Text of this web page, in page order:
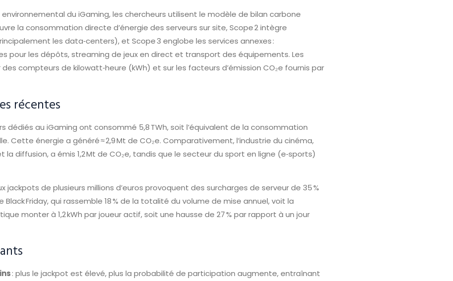
du iGaming, les chercheurs utilisent le modèle de bilan carbone
la consommation directe d’énergie des serveurs sur site, Scope 2 intègre
les data‑centers), et Scope 3 englobe les services annexes :
pour les dépôts, streaming de jeux en direct et transport des équipements. Les
des compteurs de kilowatt‑heure (kWh) et sur les facteurs d’émission CO₂e fournis par
récentes
dédiés au iGaming ont consommé 5,8 TWh, soit l’équivalent de la consommation
Cette énergie a généré ≈ 2,9 Mt de CO₂e. Comparativement, l’industrie du cinéma,
diffusion, a émis 1,2 Mt de CO₂e, tandis que le secteur du sport en ligne (e‑sports)
jackpots de plusieurs millions d’euros provoquent des surcharges de serveur de 35 %
Black Friday, qui rassemble 18 % de la totalité du volume de mise annuel, voit la
monter à 1,2 kWh par joueur actif, soit une hausse de 27 % par rapport à un jour
: plus le jackpot est élevé, plus la probabilité de participation augmente, entraînant